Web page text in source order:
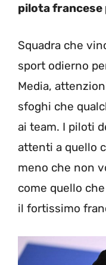
pilota
Squadra che
sport odierno
Media,
sfoghi che
ai team. I piloti
attenti a quello
meno che non
come quello
il fortissimo